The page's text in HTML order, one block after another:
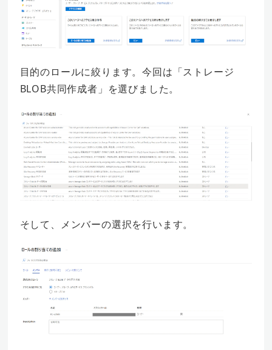
目的のロールに絞ります。今回は「ストレージ
BLOB共同作成者」を選びました。
そして、メンバーの選択を行います。